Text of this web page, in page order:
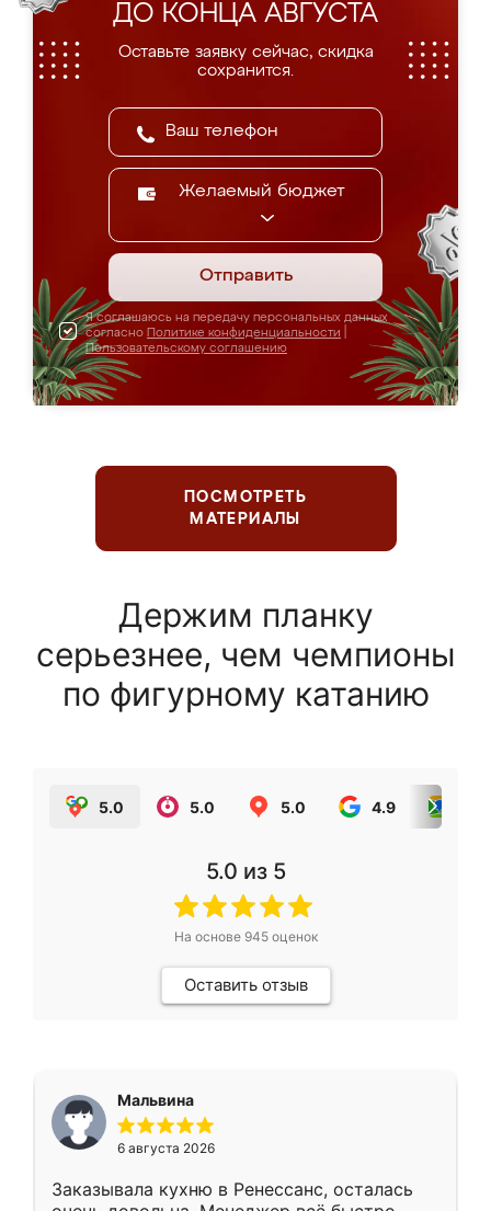
ДО КОНЦА АВГУСТА
Оставьте заявку сейчас, скидка
сохранится.
Желаемый бюджет
Отправить
Я соглашаюсь на передачу персональных данных
согласно Политике конфиденциальности
Пользовательскому соглашению
ПОСМОТРЕТЬ
МАТЕРИАЛЫ
Держим планку
серьезнее, чем чемпионы
по фигурному катанию
5.0 5.0 5.0 4.9
5.0 из 5
На основе 945оценок
Оставить отзыв
Мальвина
6 августа 2026
Заказывала кухню в Ренессанс, осталась